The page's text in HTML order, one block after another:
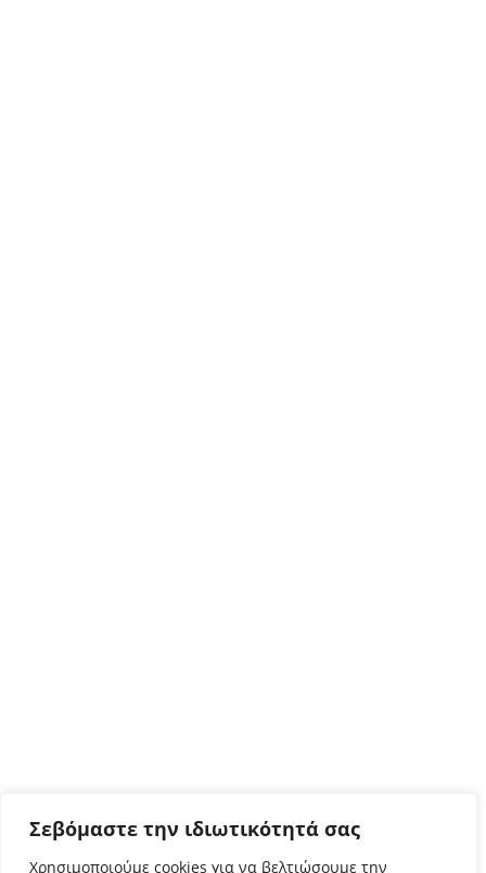
Σεβόμαστε την ιδιωτικότητά σας
Χρησιμοποιούμε cookies για να βελτιώσουμε την